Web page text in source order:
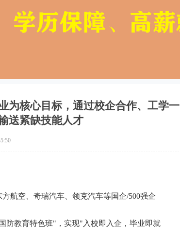
为核心目标，通过校企合作、工学一
送紧缺技能人才
航空、奇瑞汽车、领克汽车等国企/500强企
防教育特色班"，实现"入校即入企，毕业即就